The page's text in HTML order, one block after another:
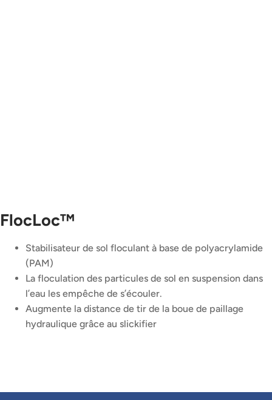
FlocLoc™
Stabilisateur de sol floculant à base de polyacrylamide
(PAM)
La floculation des particules de sol en suspension dans
l’eau les empêche de s’écouler.
Augmente la distance de tir de la boue de paillage
hydraulique grâce au slickifier